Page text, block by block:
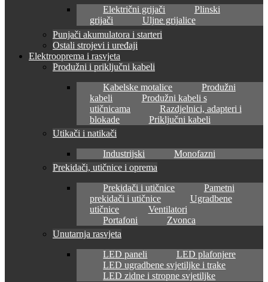
Električni grijači
Plinski
grijači
Uljne grijalice
Punjači akumulatora i starteri
Ostali strojevi i uređaji
Elektrooprema i rasvjeta
Produžni i priključni kabeli
Kabelske motalice
Produžni
kabeli
Produžni kabeli s
utičnicama
Razdjelnici, adapteri i
blokade
Priključni kabeli
Utikači i natikači
Industrijski
Monofazni
Prekidači, utičnice i oprema
Prekidači i utičnice
Pametni
prekidači i utičnice
Ugradbene
utičnice
Ventilatori
Portafoni
Zvonca
Unutarnja rasvjeta
LED paneli
LED plafonjere
LED ugradbene svjetiljke i trake
LED zidne i stropne svjetiljke